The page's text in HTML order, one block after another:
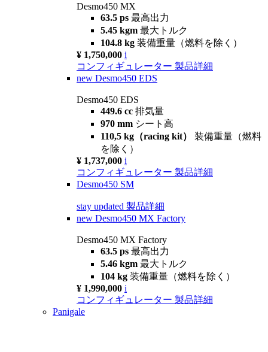
Desmo450 MX
63.5 ps 最高出力
5.45 kgm 最大トルク
104.8 kg 装備重量（燃料を除く）
¥ 1,750,000 i
コンフィギュレーター 製品詳細
new Desmo450 EDS
Desmo450 EDS
449.6 cc 排気量
970 mm シート高
110,5 kg（racing kit） 装備重量（燃料
を除く）
¥ 1,737,000 i
コンフィギュレーター 製品詳細
Desmo450 SM
stay updated 製品詳細
new Desmo450 MX Factory
Desmo450 MX Factory
63.5 ps 最高出力
5.46 kgm 最大トルク
104 kg 装備重量（燃料を除く）
¥ 1,990,000 i
コンフィギュレーター 製品詳細
Panigale